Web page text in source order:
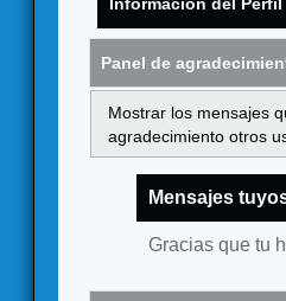
Panel de
Mostrar los mensajes
agradecimiento otros
Mensajes
Gracias que tu